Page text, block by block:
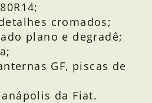
cromados;
plano e degradê;
GF, piscas de
da Fiat.